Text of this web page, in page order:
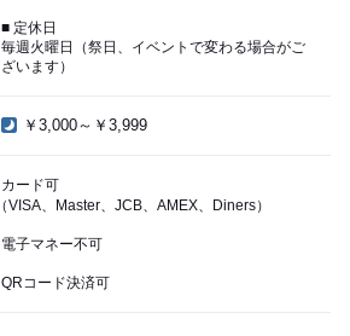
■ 定休日
毎週火曜日（祭日、イベントで変わる場合がご
ざいます）
￥3,000～￥3,999
カード可
（VISA、Master、JCB、AMEX、Diners）
電子マネー不可
QRコード決済可